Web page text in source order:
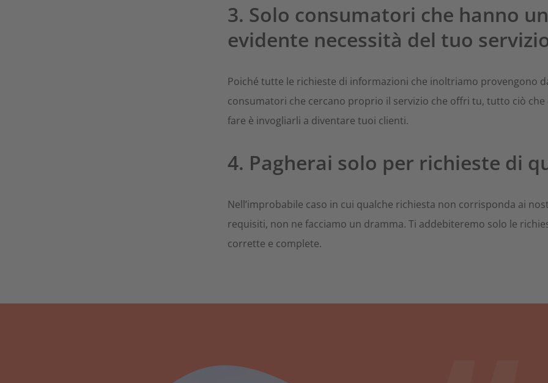
3. Solo consumatori che hanno
evidente necessità del tuo
Poiché tutte le richieste di informazioni che inoltriamo provengono
consumatori che cercano proprio il servizio che offri tu, tutto ciò che
fare è invogliarli a diventare tuoi clienti.
4. Pagherai solo per richieste di
Nell’improbabile caso in cui qualche richiesta non corrisponda ai
requisiti, non ne facciamo un dramma. Ti addebiteremo solo le
corrette e complete.